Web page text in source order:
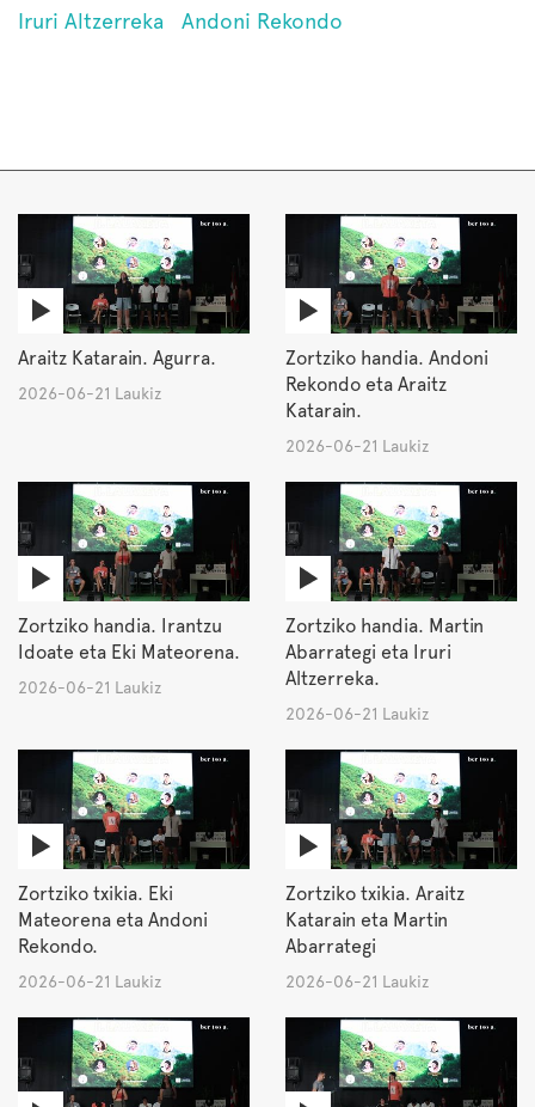
Iruri Altzerreka Andoni Rekondo
Araitz Katarain. Agurra.
2026-06-21 Laukiz
Zortziko handia. Andoni
Rekondo eta Araitz
Katarain.
2026-06-21 Laukiz
Zortziko handia. Irantzu
Idoate eta Eki Mateorena.
2026-06-21 Laukiz
Zortziko handia. Martin
Abarrategi eta Iruri
Altzerreka.
2026-06-21 Laukiz
Zortziko txikia. Eki
Mateorena eta Andoni
Rekondo.
2026-06-21 Laukiz
Zortziko txikia. Araitz
Katarain eta Martin
Abarrategi
2026-06-21 Laukiz